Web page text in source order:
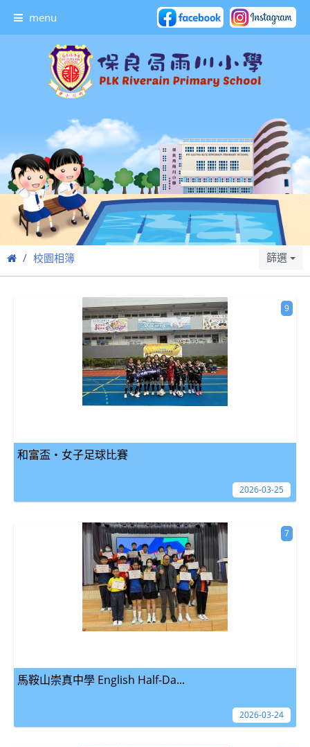
menu
校園相簿 篩選
和富盃・女子足球比賽
9
2026-03-25
馬鞍山崇真中學 English Half-Da...
7
2026-03-24